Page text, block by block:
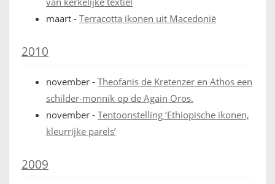
maart - Terracotta ikonen uit Macedonië
2010
november - Theofanis de Kretenzer en Athos een
schilder-monnik op de Again Oros.
november - Tentoonstelling ‘Ethiopische ikonen,
kleurrijke parels’
2009